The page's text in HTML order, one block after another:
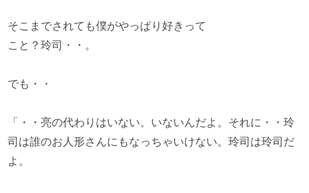
そこまでされても僕がやっぱり好きって
こと？玲司・・。
でも・・
「・・亮の代わりはいない。いないんだよ。それに・・玲
司は誰のお人形さんにもなっちゃいけない。玲司は玲司だ
よ。